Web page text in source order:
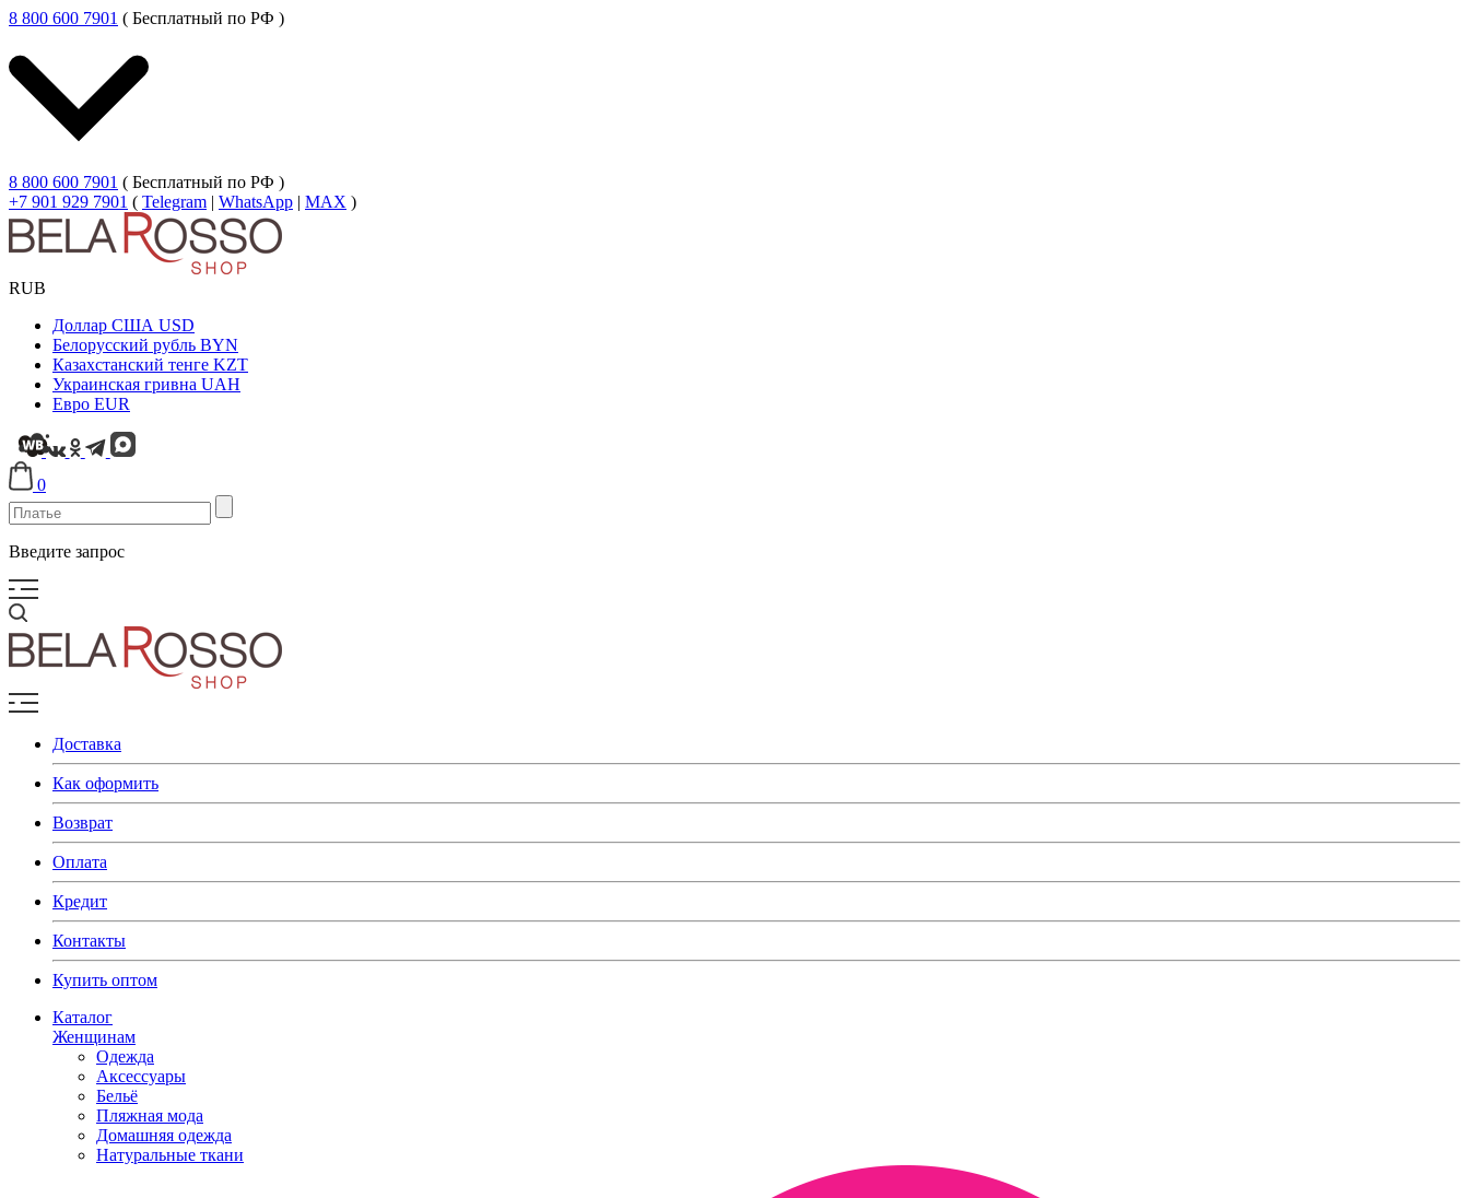
8 800 600 7901 ( Бесплатный по РФ )
8 800 600 7901 ( Бесплатный по РФ )
+7 901 929 7901 ( Telegram | WhatsApp | MAX )
RUB
Доллар США USD
Белорусский рубль BYN
Казахстанский тенге KZT
Украинская гривна UAH
Евро EUR
0
Введите запрос
Доставка
Как оформить
Возврат
Оплата
Кредит
Контакты
Купить оптом
Каталог
Женщинам
Одежда
Аксессуары
Бельё
Пляжная мода
Домашняя одежда
Натуральные ткани